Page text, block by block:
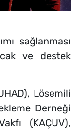
sağlanması
ve destek
Lösemili
Derneği
(KAÇUV),